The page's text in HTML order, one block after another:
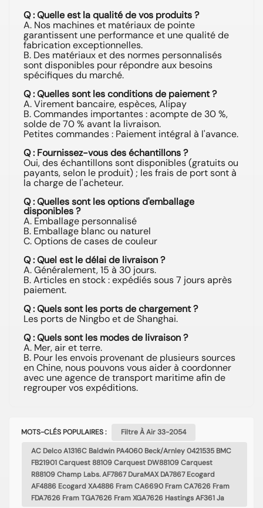
Q : Quelle est la qualité de vos produits ?
A. Nos machines et matériaux de pointe
garantissent une performance et une qualité de
fabrication exceptionnelles.
B. Des matériaux et des normes personnalisés
sont disponibles pour répondre aux besoins
spécifiques du marché.
Q : Quelles sont les conditions de paiement ?
A. Virement bancaire, espèces, Alipay
B. Commandes importantes : acompte de 30 %,
solde de 70 % avant la livraison.
Petites commandes : Paiement intégral à l'avance.
Q : Fournissez-vous des échantillons ?
Oui, des échantillons sont disponibles (gratuits ou
payants, selon le produit) ; les frais de port sont à
la charge de l'acheteur.
Q : Quelles sont les options d'emballage
disponibles ?
A. Emballage personnalisé
B. Emballage blanc ou naturel
C. Options de cases de couleur
Q : Quel est le délai de livraison ?
A. Généralement, 15 à 30 jours.
B. Articles en stock : expédiés sous 7 jours après
paiement.
Q : Quels sont les ports de chargement ?
Les ports de Ningbo et de Shanghai.
Q : Quels sont les modes de livraison ?
A. Mer, air et terre.
B. Pour les envois provenant de plusieurs sources
en Chine, nous pouvons vous aider à coordonner
avec une agence de transport maritime afin de
regrouper vos expéditions.
MOTS-CLÉS POPULAIRES :
Filtre À Air 33-2054
AC Delco A1316C Baldwin PA4060 Beck/Arnley 0421535 BMC
FB21901 Carquest 88109 Carquest DW88109 Carquest
R88109 Champ Labs. AF7867 DuraMAX DA7867 Ecogard
AF4886 Ecogard XA4886 Fram CA6690 Fram CA7626 Fram
FDA7626 Fram TGA7626 Fram XGA7626 Hastings AF361 Ja